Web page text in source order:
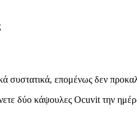
συστατικά, επομένως δεν
δύο κάψουλες Ocuvit την